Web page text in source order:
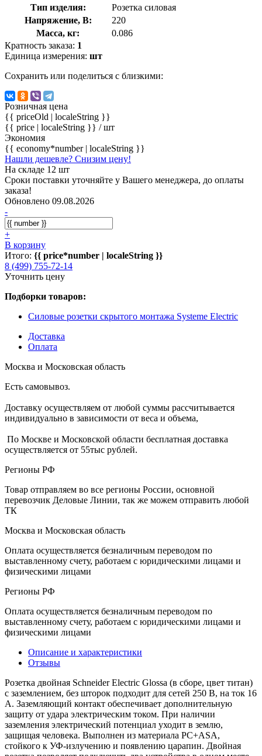
Тип изделия:
Розетка силовая
Напряжение, В:
220
Масса, кг:
0.086
Кратность заказа: 1
Единица измерения: шт
Сохранить или поделиться с близкими:
Розничная цена
{{ priceOld | localeString }}
{{ price | localeString }} / шт
Экономия
{{ economy*number | localeString }}
Нашли дешевле? Снизим цену!
На складе 12 шт
Сроки поставки уточняйте у Вашего менеджера, до оплаты
заказа!
Обновлено 09.08.2026
-
+
В корзину
Итого: {{ price*number | localeString }}
8 (499) 755-72-14
Уточнить цену
Подборки товаров:
Силовые розетки скрытого монтажа Systeme Electric
Доставка
Оплата
Москва и Московская область
Есть самовывоз.
Доставку осуществляем от любой суммы рассчитывается
индивидуально в зависимости от веса и объема,
По Москве и Московской области бесплатная доставка
осуществляется от 55тыс рублей.
Регионы РФ
Товар отправляем во все регионы России, основной
перевозчик Деловые Линии, так же можем отправить любой
ТК
Москва и Московская область
Оплата осуществляется безналичным переводом по
выставленному счету, работаем с юридическими лицами и
физическими лицами
Регионы РФ
Оплата осуществляется безналичным переводом по
выставленному счету, работаем с юридическими лицами и
физическими лицами
Описание и характеристики
Отзывы
Розетка двойная Schneider Electric Glossa (в сборе, цвет титан)
с заземлением, без шторок подходит для сетей 250 В, на ток 16
А. Заземляющий контакт обеспечивает дополнительную
защиту от удара электрическим током. При наличии
заземления электрический потенциал уходит в землю,
защищая человека. Выполнен из материала PС+ASA,
стойкого к УФ-излучению и появлению царапин. Двойная